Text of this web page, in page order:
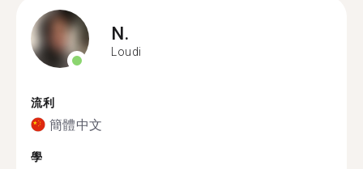
N.
Loudi
流利
簡體中文
學